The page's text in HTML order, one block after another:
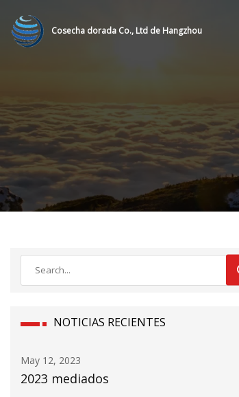
Cosecha dorada Co., Ltd de Hangzhou
NOTICIAS RECIENTES
May 12, 2023
2023 mediados